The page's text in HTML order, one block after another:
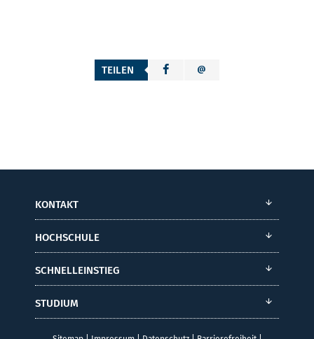
TEILEN
KONTAKT
HOCHSCHULE
SCHNELLEINSTIEG
STUDIUM